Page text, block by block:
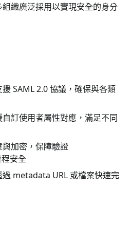
組織廣泛採用以實現安全的身分
援 SAML 2.0 協議，確保與各類
自訂使用者屬性對應，滿足不同
與加密，保障驗證
安全
過 metadata URL 或檔案快速完